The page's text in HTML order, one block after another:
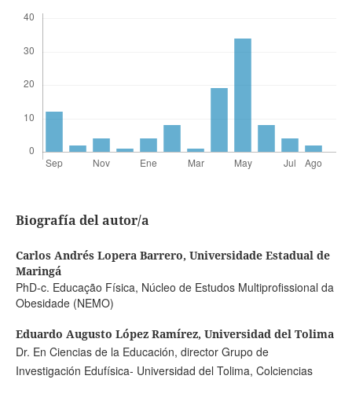
Biografía del autor/a
Carlos Andrés Lopera Barrero, Universidade Estadual de
Maringá
PhD-c. Educação Física, Núcleo de Estudos Multiprofissional da
Obesidade (NEMO)
Eduardo Augusto López Ramírez, Universidad del Tolima
Dr. En Ciencias de la Educación, director Grupo de
Investigación Edufísica- Universidad del Tolima, Colciencias